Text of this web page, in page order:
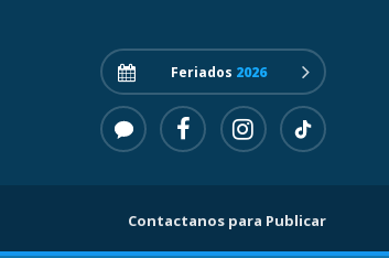
Feriados 2026
Contactanos para Publicar